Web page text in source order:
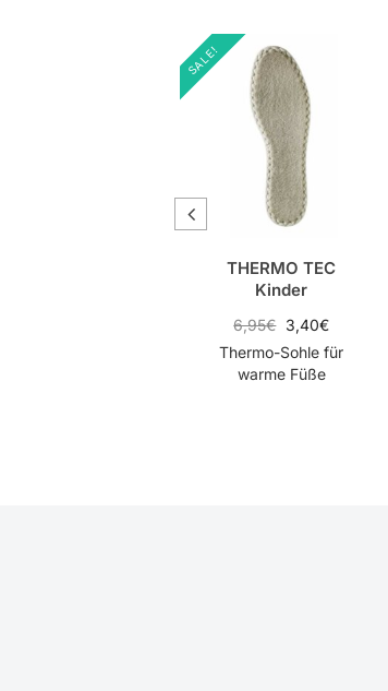
SALE!
THERMO TEC
Kinder
6,95€ 3,40€
Thermo-Sohle für
warme Füße